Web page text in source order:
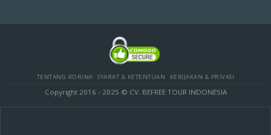
TENTANG KORINA SYARAT & KETENTUAN KEBIJAKAN & PRIVASI
Copyright 2016 - 2025 © CV. BEFREE TOUR INDONESIA